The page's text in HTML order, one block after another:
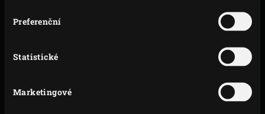
Preferenční
Statistické
Marketingové
odkládací plochu, abyste dosáhli ještě šťavnatějšího
obdélníkovým pekáčem na odkapávání Rectangular Drip
Pan. Jedině tak zachytíte výpek z masa a získáte tak